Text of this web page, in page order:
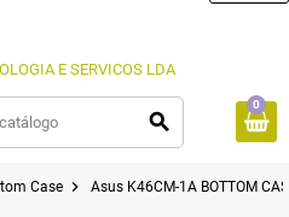
search
0
Case chevron_right Asus K46CM-1A BOTTOM